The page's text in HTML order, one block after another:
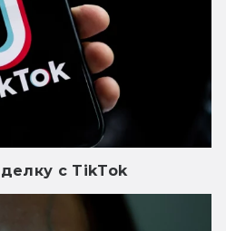
с TikTok